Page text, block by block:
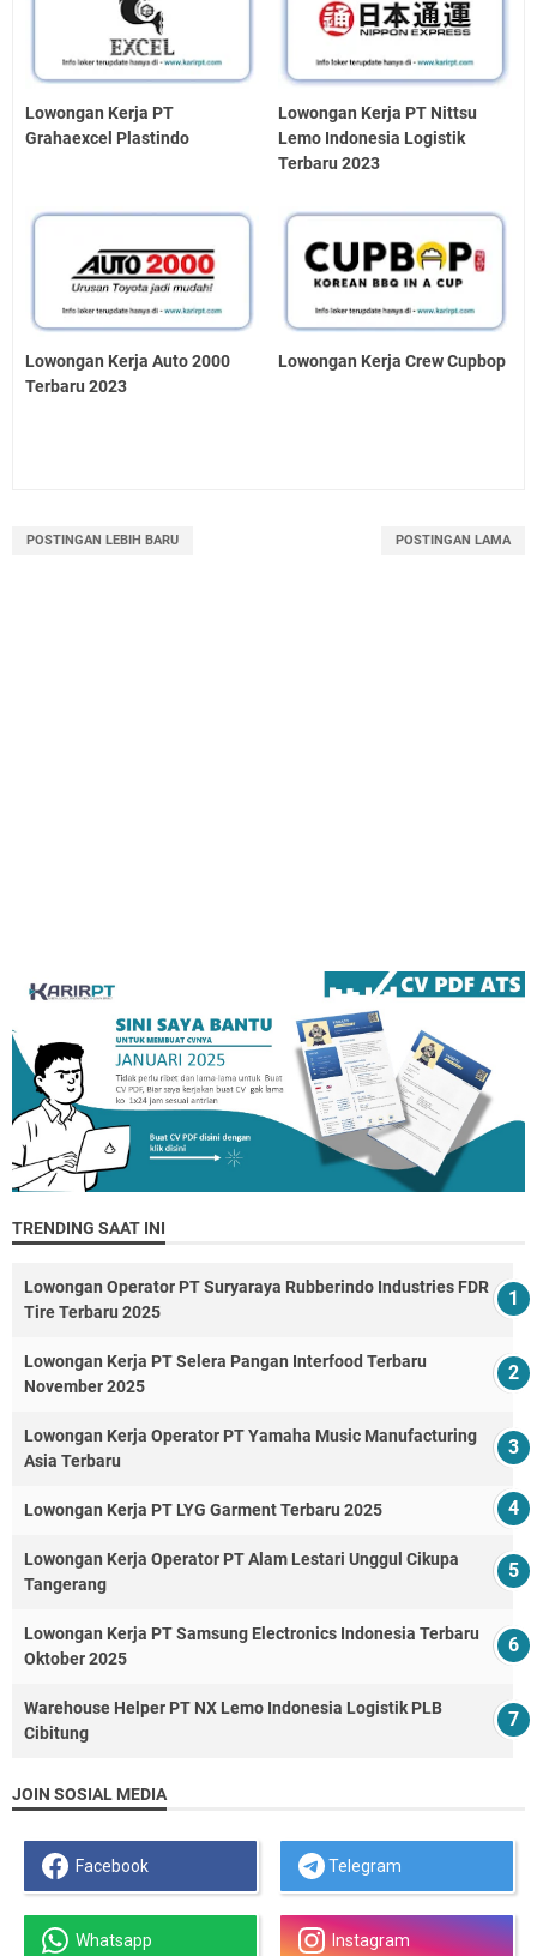
Lowongan Kerja PT
Grahaexcel Plastindo
Lowongan Kerja PT Nittsu
Lemo Indonesia Logistik
Terbaru 2023
Lowongan Kerja Auto 2000
Terbaru 2023
Lowongan Kerja Crew Cupbop
POSTINGAN LEBIH BARU POSTINGAN LAMA
TRENDING SAAT INI
Lowongan Operator PT Suryaraya Rubberindo Industries FDR
Tire Terbaru 2025
Lowongan Kerja PT Selera Pangan Interfood Terbaru
November 2025
Lowongan Kerja Operator PT Yamaha Music Manufacturing
Asia Terbaru
Lowongan Kerja PT LYG Garment Terbaru 2025
Lowongan Kerja Operator PT Alam Lestari Unggul Cikupa
Tangerang
Lowongan Kerja PT Samsung Electronics Indonesia Terbaru
Oktober 2025
Warehouse Helper PT NX Lemo Indonesia Logistik PLB
Cibitung
JOIN SOSIAL MEDIA
Facebook Telegram
Whatsapp Instagram